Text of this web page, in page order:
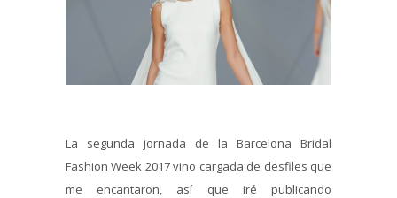
La segunda jornada de la Barcelona Bridal
Fashion Week 2017 vino cargada de desfiles que
me encantaron, así que iré publicando